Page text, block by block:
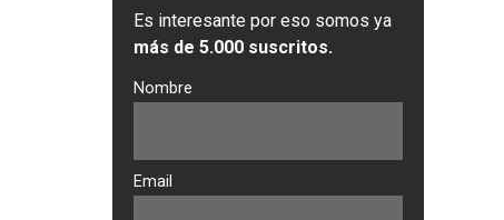
Es interesante por eso somos ya
más de 5.000 suscritos.
Nombre
Email